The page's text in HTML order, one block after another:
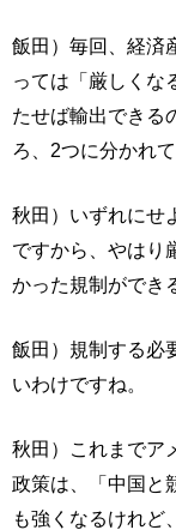
飯田）毎回、経済
っては「厳しくな
たせば輸出できる
ろ、2つに分かれ
秋田）いずれにせ
ですから、やはり
かった規制ができ
飯田）規制する必
いわけですね。
秋田）これまでア
政策は、「中国と
も強くなるけれど